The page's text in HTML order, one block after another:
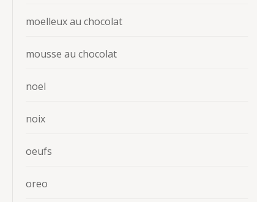
moelleux au chocolat
mousse au chocolat
noel
noix
oeufs
oreo